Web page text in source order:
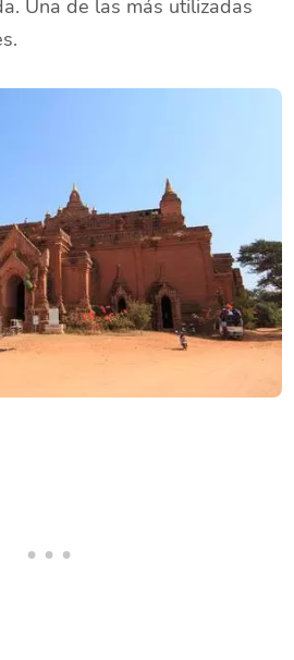
Una de las más utilizadas